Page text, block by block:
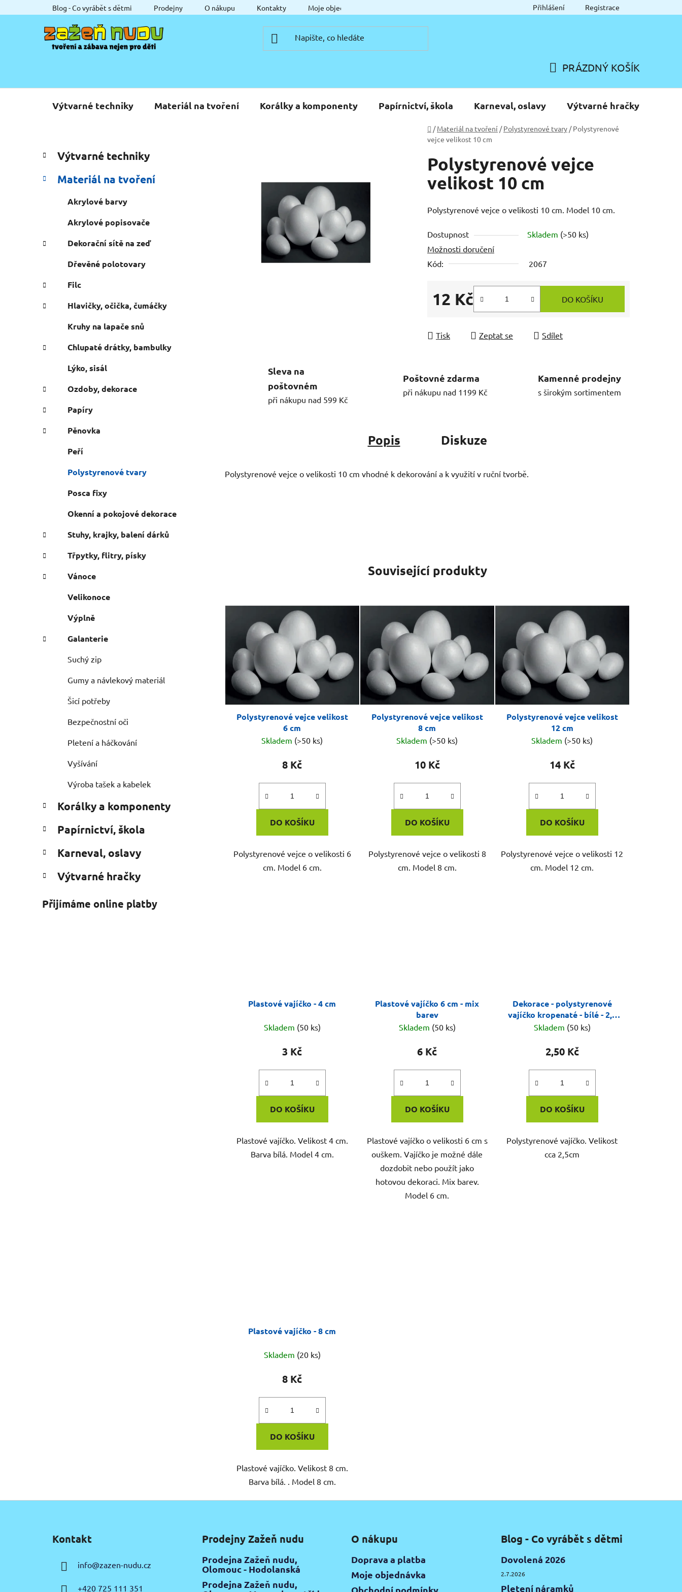
na
Blog - Co vyrábět s dětmi Prodejny O nákupu Kontakty Moje objednávka Přihlášení Registrace
KOŠÍK
PRÁZDNÝ KOŠÍK
Výtvarné techniky Materiál na tvoření Korálky a komponenty Papírnictví, škola Karneval, oslavy Výtvarné hračky
Domů
/ Materiál na tvoření / Polystyrenové tvary / Polystyrenové
vejce velikost 10 cm
P
o
s
n
a
e
Přeskočit
kategorie
a
e
e
Výtvarné techniky
Materiál na tvoření
Akrylové barvy
Akrylové popisovače
Dekorační sítě na zeď
Dřevěné polotovary
Filc
Hlavičky, očička, čumáčky
Kruhy na lapače snů
Chlupaté drátky, bambulky
Lýko, sisál
Ozdoby, dekorace
Papíry
Pěnovka
Peří
Polystyrenové tvary
Posca fixy
Okenní a pokojové dekorace
Stuhy, krajky, balení dárků
Třpytky, flitry, písky
Vánoce
Velikonoce
Výplně
Galanterie
Suchý zip
Gumy a návlekový materiál
Šicí potřeby
Bezpečnostní oči
Pletení a háčkování
Vyšívání
Výroba tašek a kabelek
Korálky a komponenty
Papírnictví, škola
Karneval, oslavy
Výtvarné hračky
Přijímáme online platby
Polystyrenové vejce
velikost 10 cm
Polystyrenové vejce o velikosti 10 cm. Model 10 cm.
Dostupnost Skladem (>50 ks)
Možnosti doručení
Kód:
2067
12 Kč
Měrná cena:
DO KOŠÍKU
Tisk Zeptat se Sdílet
Sleva na
poštovném
při nákupu nad 599 Kč
Poštovné zdarma
při nákupu nad 1199 Kč
Kamenné prodejny
s širokým sortimentem
Popis Diskuze
Polystyrenové vejce o velikosti 10 cm vhodné k dekorování a k využití v ruční tvorbě.
Související produkty
Polystyrenové vejce velikost
6 cm
Skladem (>50 ks)
8 Kč
DO KOŠÍKU
Polystyrenové vejce o velikosti 6
cm. Model 6 cm.
Polystyrenové vejce velikost
8 cm
Skladem (>50 ks)
10 Kč
DO KOŠÍKU
Polystyrenové vejce o velikosti 8
cm. Model 8 cm.
Polystyrenové vejce velikost
12 cm
Skladem (>50 ks)
14 Kč
DO KOŠÍKU
Polystyrenové vejce o velikosti 12
cm. Model 12 cm.
Plastové vajíčko - 4 cm
Skladem (50 ks)
3 Kč
DO KOŠÍKU
Plastové vajíčko. Velikost 4 cm.
Barva bílá. Model 4 cm.
Plastové vajíčko 6 cm - mix
barev
Skladem (50 ks)
6 Kč
DO KOŠÍKU
Plastové vajíčko o velikosti 6 cm s
ouškem. Vajíčko je možné dále
dozdobit nebo použít jako
hotovou dekoraci. Mix barev.
Model 6 cm.
Dekorace - polystyrenové
vajíčko kropenaté - bílé - 2,5
cm
Skladem (50 ks)
2,50 Kč
DO KOŠÍKU
Polystyrenové vajíčko. Velikost
cca 2,5cm
Plastové vajíčko - 8 cm
Skladem (20 ks)
8 Kč
DO KOŠÍKU
Plastové vajíčko. Velikost 8 cm.
Barva bílá. . Model 8 cm.
Kontakt
info@zazen-nudu.cz
+420 725 111 351
Prodejny Zažeň nudu
Prodejna Zažeň nudu,
Olomouc - Hodolanská
Prodejna Zažeň nudu,
O nákupu
Doprava a platba
Moje objednávka
Blog - Co vyrábět s dětmi
Dovolená 2026
2.7.2026
Pletení náramků